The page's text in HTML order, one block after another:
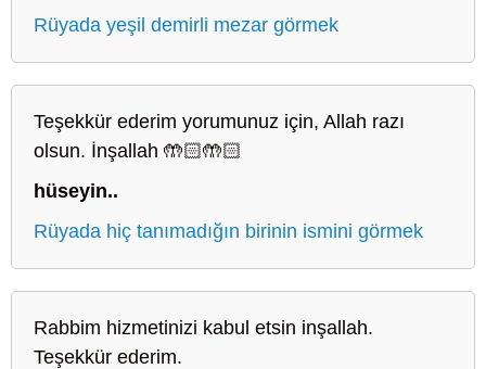
Rüyada yeşil demirli mezar görmek
Teşekkür ederim yorumunuz için, Allah razı
olsun. İnşallah 🤲🏻🤲🏻
hüseyin..
Rüyada hiç tanımadığın birinin ismini görmek
Rabbim hizmetinizi kabul etsin inşallah.
Teşekkür ederim.